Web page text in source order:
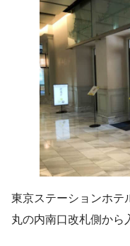
東京ステーションホテ
丸の内南口改札側から